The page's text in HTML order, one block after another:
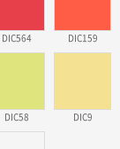
DIC564 DIC159
DIC58 DIC9